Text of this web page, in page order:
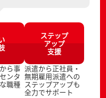
ら事
ンタ
職種
ステップ
アップ
支援
派遣から正社員・
無期雇用派遣への
ステップアップも
全力でサポート